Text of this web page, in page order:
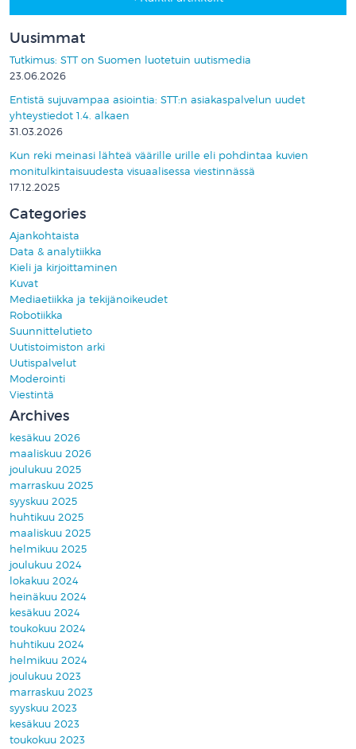
Uusimmat
Tutkimus: STT on Suomen luotetuin uutismedia
23.06.2026
Entistä sujuvampaa asiointia: STT:n asiakaspalvelun uudet
yhteystiedot 1.4. alkaen
31.03.2026
Kun reki meinasi lähteä väärille urille eli pohdintaa kuvien
monitulkintaisuudesta visuaalisessa viestinnässä
17.12.2025
Categories
Ajankohtaista
Data & analytiikka
Kieli ja kirjoittaminen
Kuvat
Mediaetiikka ja tekijänoikeudet
Robotiikka
Suunnittelutieto
Uutistoimiston arki
Uutispalvelut
Moderointi
Viestintä
Archives
kesäkuu 2026
maaliskuu 2026
joulukuu 2025
marraskuu 2025
syyskuu 2025
huhtikuu 2025
maaliskuu 2025
helmikuu 2025
joulukuu 2024
lokakuu 2024
heinäkuu 2024
kesäkuu 2024
toukokuu 2024
huhtikuu 2024
helmikuu 2024
joulukuu 2023
marraskuu 2023
syyskuu 2023
kesäkuu 2023
toukokuu 2023